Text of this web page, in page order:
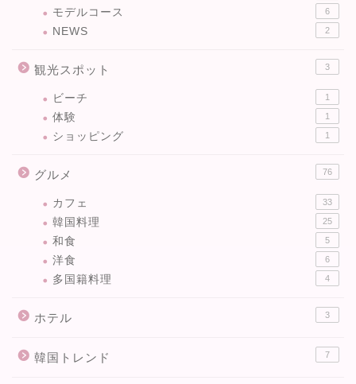
モデルコース 6
NEWS 2
観光スポット 3
ビーチ 1
体験 1
ショッピング 1
グルメ 76
カフェ 33
韓国料理 25
和食 5
洋食 6
多国籍料理 4
ホテル 3
韓国トレンド 7